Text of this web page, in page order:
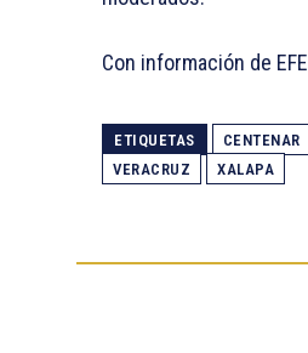
Con información de EFE
ETIQUETAS CENTENAR
VERACRUZ
XALAPA